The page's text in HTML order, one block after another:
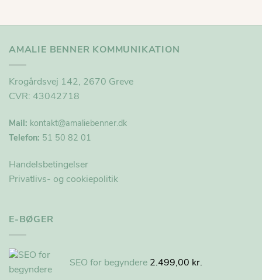
AMALIE BENNER KOMMUNIKATION
Krogårdsvej 142, 2670 Greve
CVR: 43042718
Mail: kontakt@amaliebenner.dk
Telefon: 51 50 82 01
Handelsbetingelser
Privatlivs- og cookiepolitik
E-BØGER
SEO for begyndere 2.499,00 kr.